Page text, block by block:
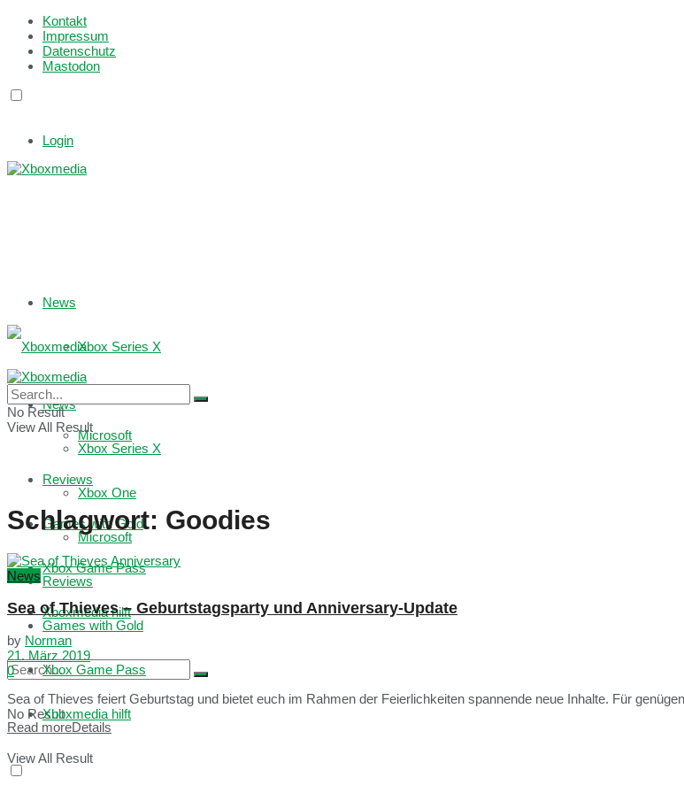
Kontakt
Impressum
Datenschutz
Mastodon
Login
News
Xbox Series X
Microsoft
Reviews
Games with Gold
Xbox Game Pass
Xboxmedia hilft
No Result
View All Result
News
Xbox Series X
Xbox One
Microsoft
Reviews
Games with Gold
Xbox Game Pass
Xboxmedia hilft
No Result
View All Result
Schlagwort: Goodies
News
Sea of Thieves – Geburtstagsparty und Anniversary-Update
by Norman
21. März 2019
0
Sea of Thieves feiert Geburtstag und bietet euch im Rahmen der Feierlichkeiten spannende neue Inhalte. Für
Read moreDetails